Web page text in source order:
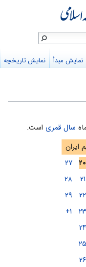
سال قمری است.
۲۰
۲۷
۲۱
۲۸
۲۲
۲۹
۲۳
۱+
۲۴
۲۵
۲۶
نمایش مبدأ نمایش تاریخچه